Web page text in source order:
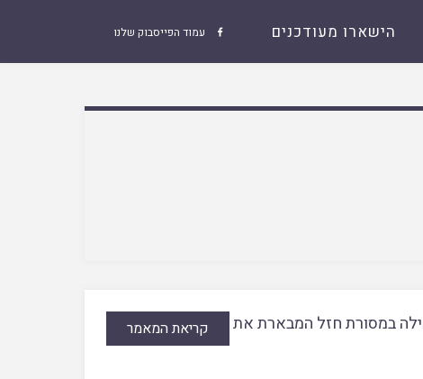
 עמוד הפייסבוק שלנו הישארו מעודכנים
במסורת חזל המבארת את
קריאת המאמר